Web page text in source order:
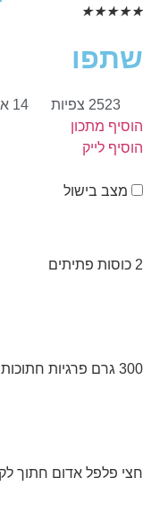
★
★
★
★
★
שתפו
2523 צפיות 14
הוסיף מתכון
הוסיף לייק
מצב בישול
2 כוסות פתיתים
300 גרם פרגיות חתוכות לקוביות
חצי פלפל אדום חתוך